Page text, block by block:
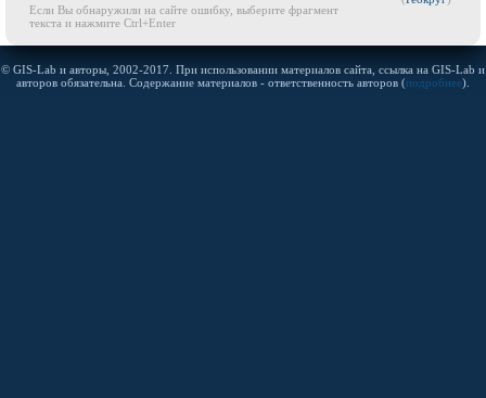
Если Вы обнаружили на сайте ошибку, выберите фрагмент
текста и нажмите Ctrl+Enter
© GIS-Lab и авторы, 2002-2017. При использовании материалов сайта, ссылка на GIS-Lab и
авторов обязательна. Содержание материалов - ответственность авторов (подробнее).